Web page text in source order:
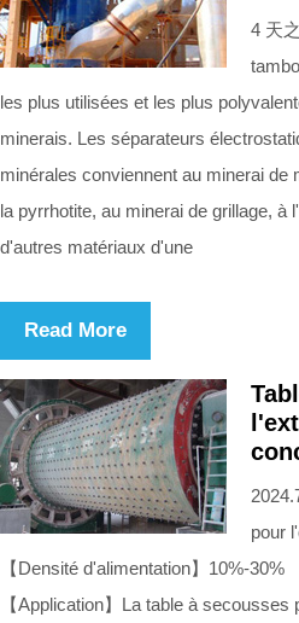
4 天
les plus utilisées et les plus
minerais. Les séparateurs
minérales conviennent au minerai de
la pyrrhotite, au minerai de grillage, à
d'autres matériaux d'une
Read More
pour
【Densité d'alimentation】10%-30%
【Application】La table à